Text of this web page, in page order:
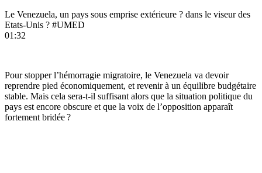
Le Venezuela, un pays sous emprise extérieure ? dans le viseur des
Etats-Unis ? #UMED
01:32
Pour stopper l’hémorragie migratoire, le Venezuela va devoir
reprendre pied économiquement, et revenir à un équilibre budgétaire
stable. Mais cela sera-t-il suffisant alors que la situation politique du
pays est encore obscure et que la voix de l’opposition apparaît
fortement bridée ?